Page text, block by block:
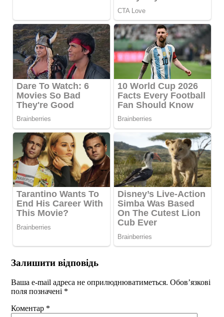
Залишити відповідь
Ваша e-mail адреса не оприлюднюватиметься. Обов’язкові
поля позначені *
Коментар *